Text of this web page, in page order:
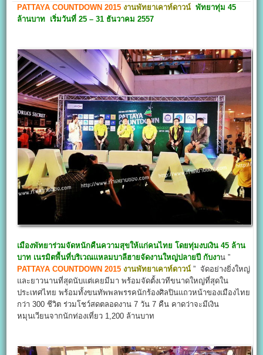
PATTAYA COUNTDOWN 2015 งานพัทยาเคาท์ดาวน์ พัทยาทุ่ม 45
ล้านบาท เริ่มวันที่ 25 – 31 ธันวาคม 2557
เมืองพัทยาร่วมจัดหนักคืนความสุขให้แก่คนไทย โดยทุ่มงบเงิน 45 ล้าน
บาท เนรมิตพื้นที่บริเวณแหลมบาลีฮายจัดงานใหญ่ปลายปี กับงาน ”
PATTAYA COUNTDOWN 2015 งานพัทยาเคาท์ดาวน์ ” จัดอย่างยิ่งใหญ่
และยาวนานที่สุดนับแต่เคยมีมา พร้อมจัดตั้งเวทีขนาดใหญ่ที่สุดใน
ประเทศไทย พร้อมทั้งขนทัพพลพรรคนักร้องศิลปินแถวหน้าของเมืองไทย
กว่า 300 ชีวิต ร่วมโชว์สดตลอดงาน 7 วัน 7 คืน คาดว่าจะมีเงิน
หมุนเวียนจากนักท่องเที่ยว 1,200 ล้านบาท